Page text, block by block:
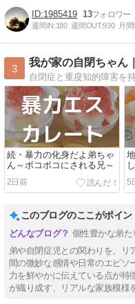
1985419 13
週間IN:180 週間OUT:930 月間
3
我が家の自閉ちゃん
続・暴力の化身だよ弟ちゃ
ん～ボコボコにされる兄～
2日前
5
このブログのここがポイン
個性豊かな弟
弟や自閉症児との関わりを、リ
間の微妙な感情や日常のエピソ
力を鮮やかに伝えている点が特
が織り成す、リアルな家族模様